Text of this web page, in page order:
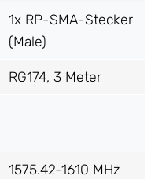
1x RP-SMA-Stecker
(Male)
RG174, 3 Meter
1575.42-1610 MHz